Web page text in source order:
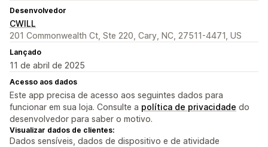
Desenvolvedor
CWILL
201 Commonwealth Ct, Ste 220, Cary, NC, 27511-4471, US
Lançado
11 de abril de 2025
Acesso aos dados
Este app precisa de acesso aos seguintes dados para
funcionar em sua loja. Consulte a política de privacidade do
desenvolvedor para saber o motivo.
Visualizar dados de clientes:
Dados sensíveis, dados de dispositivo e de atividade